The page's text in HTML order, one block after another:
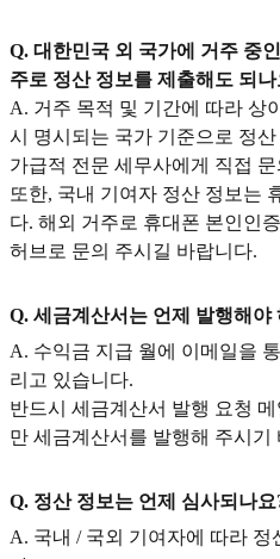
Q. 대한민국 외 국가에 거주 중
주로 정산 정보를 제출해도 되나
A. 거주 목적 및 기간에 따라 상
시 명시되는 국가 기준으로 정
가급적 전문 세무사에게 직접
또한, 국내 기여자 정산 정보는
다. 해외 거주로 휴대폰 본인인
허브로 문의 주시길 바랍니다.
Q. 세금계산서는 언제 발행해야
A. 수익금 지급 월에 이메일을
리고 있습니다.
반드시 세금계산서 발행 요청
만 세금계산서를 발행해 주시기
Q. 정산 정보는 언제 심사되나요
A. 국내 / 국외 기여자에 따라 정